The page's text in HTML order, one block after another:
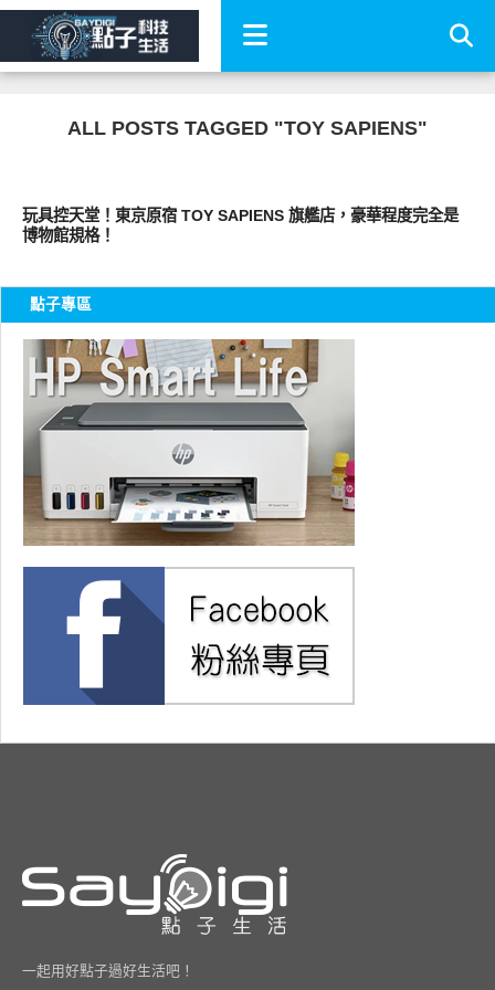
ALL POSTS TAGGED "TOY SAPIENS"
玩具控天堂！東京原宿 TOY SAPIENS 旗艦店，豪華程度完全是
博物館規格！
點子專區
一起用好點子過好生活吧！